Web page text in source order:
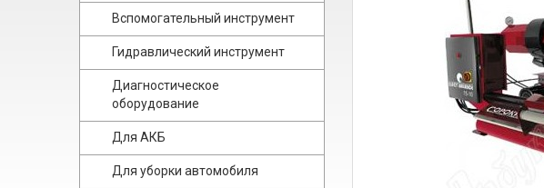
Вспомогательный инструмент
Гидравлический инструмент
Диагностическое
оборудование
Для АКБ
Для уборки автомобиля